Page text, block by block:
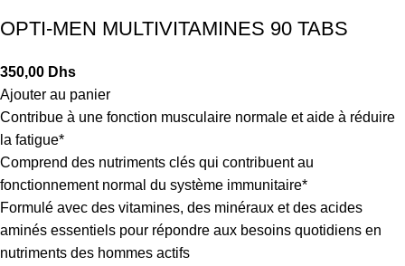
OPTI-MEN MULTIVITAMINES 90 TABS
Dhs
Ajouter au panier
Contribue à une fonction musculaire normale et aide à réduire
la fatigue*
Comprend des nutriments clés qui contribuent au
fonctionnement normal du système immunitaire*
Formulé avec des vitamines, des minéraux et des acides
aminés essentiels pour répondre aux besoins quotidiens en
nutriments des hommes actifs